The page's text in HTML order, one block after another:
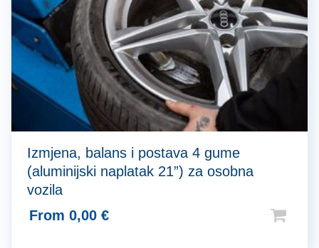
Izmjena, balans i postava 4 gume
(aluminijski naplatak 21”) za osobna
vozila
From 0,00 €